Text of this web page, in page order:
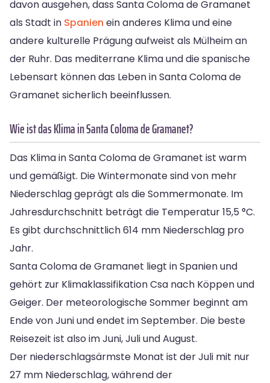
davon ausgehen, dass Santa Coloma de Gramanet
als Stadt in Spanien ein anderes Klima und eine
andere kulturelle Prägung aufweist als Mülheim an
der Ruhr. Das mediterrane Klima und die spanische
Lebensart können das Leben in Santa Coloma de
Gramanet sicherlich beeinflussen.
Wie ist das Klima in Santa Coloma de Gramanet?
Das Klima in Santa Coloma de Gramanet ist warm
und gemäßigt. Die Wintermonate sind von mehr
Niederschlag geprägt als die Sommermonate. Im
Jahresdurchschnitt beträgt die Temperatur 15,5 °C.
Es gibt durchschnittlich 614 mm Niederschlag pro
Jahr.
Santa Coloma de Gramanet liegt in Spanien und
gehört zur Klimaklassifikation Csa nach Köppen und
Geiger. Der meteorologische Sommer beginnt am
Ende von Juni und endet im September. Die beste
Reisezeit ist also im Juni, Juli und August.
Der niederschlagsärmste Monat ist der Juli mit nur
27 mm Niederschlag, während der